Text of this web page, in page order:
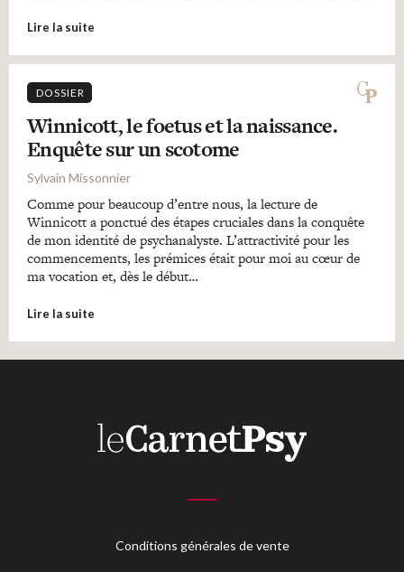
Lire la suite
DOSSIER
Winnicott, le foetus et la naissance.
Enquête sur un scotome
Sylvain Missonnier
Comme pour beaucoup d’entre nous, la lecture de
Winnicott a ponctué des étapes cruciales dans la conquête
de mon identité de psychanalyste. L’attractivité pour les
commencements, les prémices était pour moi au cœur de
ma vocation et, dès le début…
Lire la suite
Conditions générales de vente